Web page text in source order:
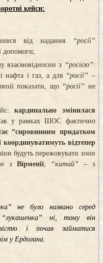
кейси:
від надання
“росії”
допомоги;
взаємовідносин з “росією”:
нафта і газ, а для “росії” –
показати, що “росії” не
кардинально змінилася
у рамках ШОС фактично
“сировинним придатком
координуватимуть відтепер
будуть пережовувати зони
зВірменії; “китай” – з
не було названо серед
ні, тому він
і почав займатися
у Ердогана.